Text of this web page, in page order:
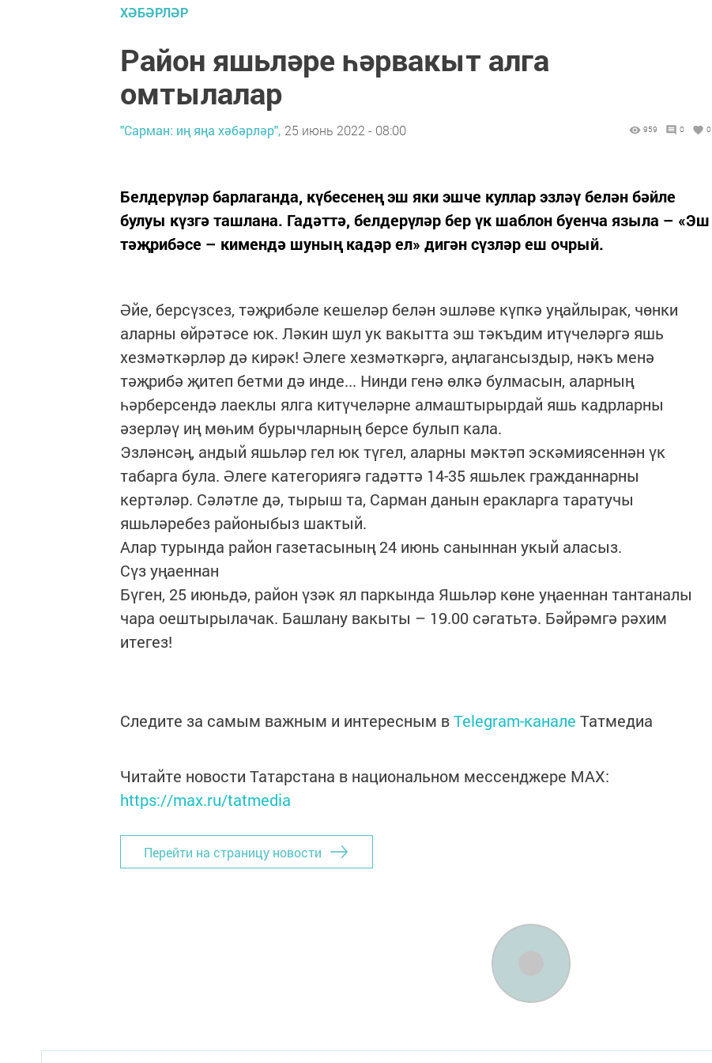
ХӘБӘРЛӘР
Район яшьләре һәрвакыт алга
омтылалар
"Сарман: иң яңа хәбәрләр", 25 июнь 2022 - 08:00 959 0 0
Белдерүләр барлаганда, күбесенең эш яки эшче куллар эзләү белән бәйле
булуы күзгә ташлана. Гадәттә, белдерүләр бер үк шаблон буенча языла – «Эш
тәҗрибәсе – кимендә шуның кадәр ел» дигән сүзләр еш очрый.
Әйе, берсүзсез, тәҗрибәле кешеләр белән эшләве күпкә уңайлырак, чөнки
аларны өйрәтәсе юк. Ләкин шул ук вакытта эш тәкъдим итүчеләргә яшь
хезмәткәрләр дә кирәк! Әлеге хезмәткәргә, аңлагансыздыр, нәкъ менә
тәҗрибә җитеп бетми дә инде... Нинди генә өлкә булмасын, аларның
һәрберсендә лаеклы ялга китүчеләрне алмаштырырдай яшь кадрларны
әзерләү иң мөһим бурычларның берсе булып кала.
Эзләнсәң, андый яшьләр гел юк түгел, аларны мәктәп эскәмиясеннән үк
табарга була. Әлеге категориягә гадәттә 14-35 яшьлек гражданнарны
кертәләр. Сәләтле дә, тырыш та, Сарман данын еракларга таратучы
яшьләребез районыбыз шактый.
Алар турында район газетасының 24 июнь саныннан укый аласыз.
Сүз уңаеннан
Бүген, 25 июньдә, район үзәк ял паркында Яшьләр көне уңаеннан тантаналы
чара оештырылачак. Башлану вакыты – 19.00 сәгатьтә. Бәйрәмгә рәхим
итегез!
Следите за самым важным и интересным вTelegram-канале Татмедиа
Читайте новости Татарстана в национальном мессенджере MАХ:
https://max.ru/tatmedia
Перейти на страницу новости